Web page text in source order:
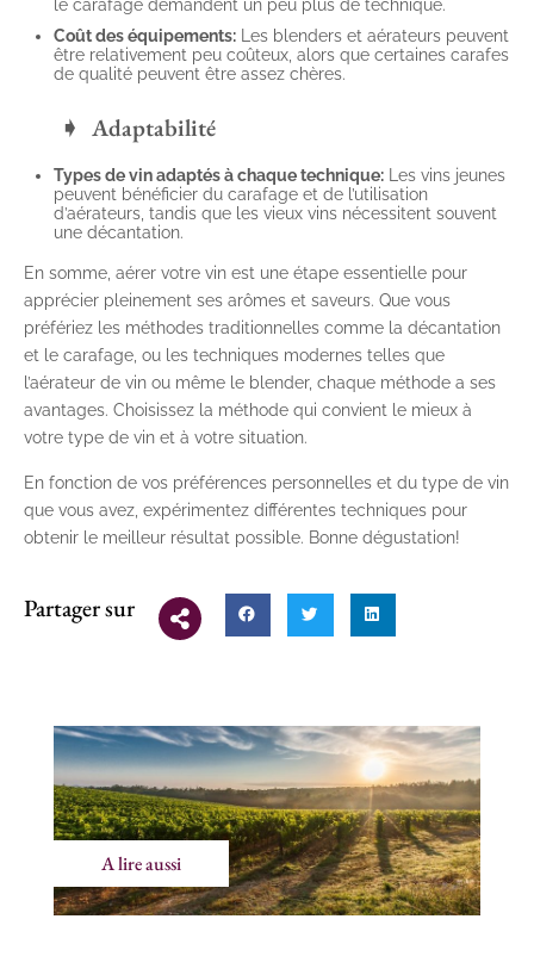
le carafage demandent un peu plus de technique.
Coût des équipements: Les blenders et aérateurs peuvent
être relativement peu coûteux, alors que certaines carafes
de qualité peuvent être assez chères.
Adaptabilité
Types de vin adaptés à chaque technique: Les vins jeunes
peuvent bénéficier du carafage et de l’utilisation
d’aérateurs, tandis que les vieux vins nécessitent souvent
une décantation.
En somme, aérer votre vin est une étape essentielle pour
apprécier pleinement ses arômes et saveurs. Que vous
préfériez les méthodes traditionnelles comme la décantation
et le carafage, ou les techniques modernes telles que
l’aérateur de vin ou même le blender, chaque méthode a ses
avantages. Choisissez la méthode qui convient le mieux à
votre type de vin et à votre situation.
En fonction de vos préférences personnelles et du type de vin
que vous avez, expérimentez différentes techniques pour
obtenir le meilleur résultat possible. Bonne dégustation!
Partager sur
A lire aussi